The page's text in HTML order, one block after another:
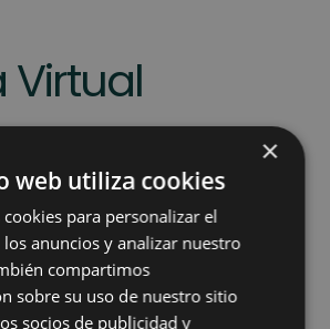
Virtual
a la hora de
en nuestro
qué mejor
que hacerlo de
×
web utiliza cookies
para personalizar el
anuncios y analizar nuestro
compartimos
sobre su uso de nuestro sitio
socios de publicidad y